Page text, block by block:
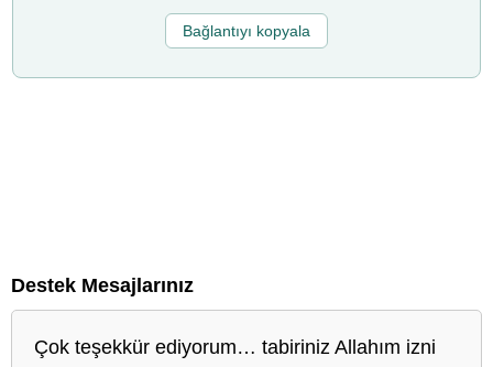
Bağlantıyı kopyala
Destek Mesajlarınız
Çok teşekkür ediyorum… tabiriniz Allahım izni